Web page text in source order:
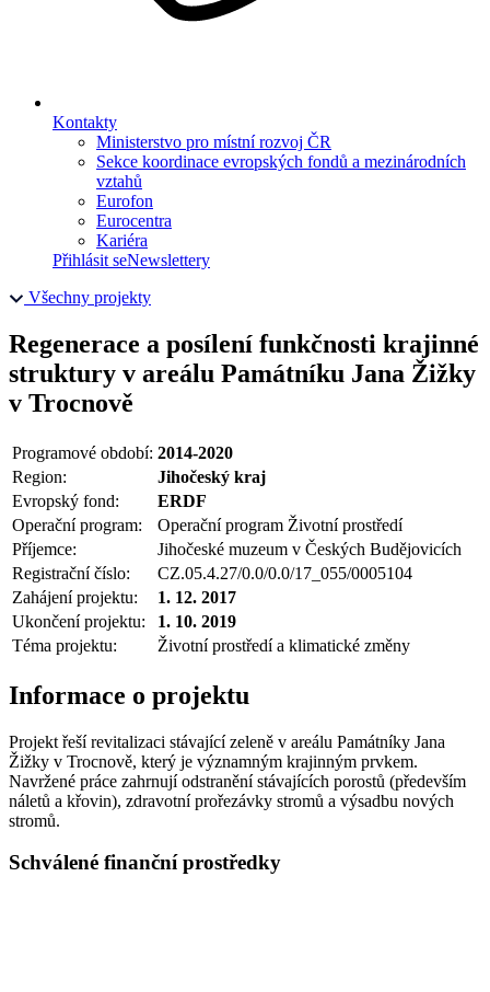
Kontakty
Ministerstvo pro místní rozvoj ČR
Sekce koordinace evropských fondů a mezinárodních
vztahů
Eurofon
Eurocentra
Kariéra
Přihlásit seNewslettery
Všechny projekty
Regenerace a posílení funkčnosti krajinné
struktury v areálu Památníku Jana Žižky
v Trocnově
Programové období: 2014-2020
Region:
Jihočeský kraj
Evropský fond:
ERDF
Operační program:
Operační program Životní prostředí
Příjemce:
Jihočeské muzeum v Českých Budějovicích
Registrační číslo:
CZ.05.4.27/0.0/0.0/17_055/0005104
Zahájení projektu:
1. 12. 2017
Ukončení projektu:
1. 10. 2019
Téma projektu:
Životní prostředí a klimatické změny
Informace o projektu
Projekt řeší revitalizaci stávající zeleně v areálu Památníky Jana
Žižky v Trocnově, který je významným krajinným prvkem.
Navržené práce zahrnují odstranění stávajících porostů (především
náletů a křovin), zdravotní prořezávky stromů a výsadbu nových
stromů.
Schválené finanční prostředky